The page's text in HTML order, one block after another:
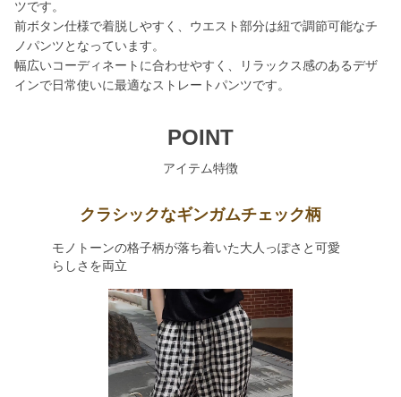
ツです。
前ボタン仕様で着脱しやすく、ウエスト部分は紐で調節可能なチ
ノパンツとなっています。
幅広いコーディネートに合わせやすく、リラックス感のあるデザ
インで日常使いに最適なストレートパンツです。
POINT
アイテム特徴
クラシックなギンガムチェック柄
モノトーンの格子柄が落ち着いた大人っぽさと可愛
らしさを両立